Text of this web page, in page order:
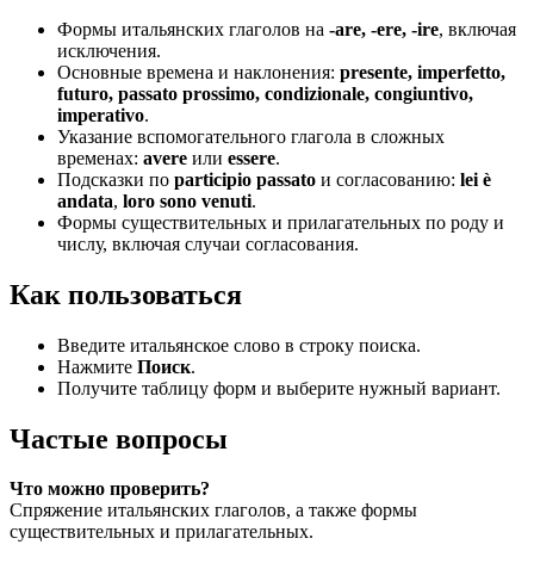
Формы итальянских глаголов на -are, -ere, -ire, включая
исключения.
Основные времена и наклонения: presente, imperfetto,
futuro, passato prossimo, condizionale, congiuntivo,
imperativo.
Указание вспомогательного глагола в сложных
временах: avere или essere.
Подсказки по participio passato и согласованию: lei è
andata, loro sono venuti.
Формы существительных и прилагательных по роду и
числу, включая случаи согласования.
Как пользоваться
Введите итальянское слово в строку поиска.
Нажмите Поиск.
Получите таблицу форм и выберите нужный вариант.
Частые вопросы
Что можно проверить?
Спряжение итальянских глаголов, а также формы
существительных и прилагательных.